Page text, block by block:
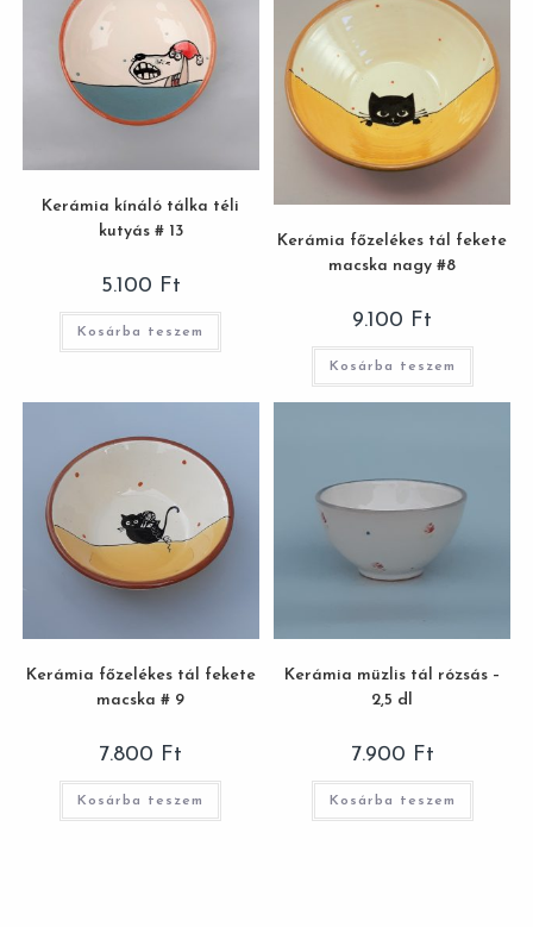
Kerámia kínáló tálka téli
kutyás # 13
5.100 Ft
Kosárba teszem
Kerámia főzelékes tál fekete
macska nagy #8
9.100 Ft
Kosárba teszem
Kerámia főzelékes tál fekete
macska # 9
7.800 Ft
Kosárba teszem
Kerámia müzlis tál rózsás –
2,5 dl
7.900 Ft
Kosárba teszem